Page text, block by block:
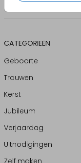
CATEGORIEËN
Geboorte
Trouwen
Kerst
Jubileum
Verjaardag
Uitnodigingen
Zelf maken